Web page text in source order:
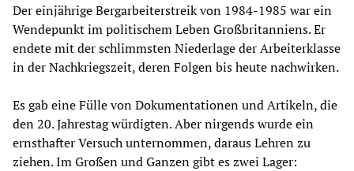
Der einjährige Bergarbeiterstreik von 1984-1985 war ein
Wendepunkt im politischem Leben Großbritanniens. Er
endete mit der schlimmsten Niederlage der Arbeiterklasse
in der Nachkriegszeit, deren Folgen bis heute nachwirken.
Es gab eine Fülle von Dokumentationen und Artikeln, die
den 20. Jahrestag würdigten. Aber nirgends wurde ein
ernsthafter Versuch unternommen, daraus Lehren zu
ziehen. Im Großen und Ganzen gibt es zwei Lager: